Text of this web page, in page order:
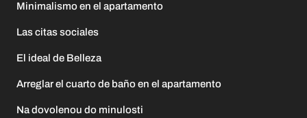
Minimalismo en el apartamento
Las citas sociales
El ideal de Belleza
Arreglar el cuarto de baño en el apartamento
Na dovolenou do minulosti